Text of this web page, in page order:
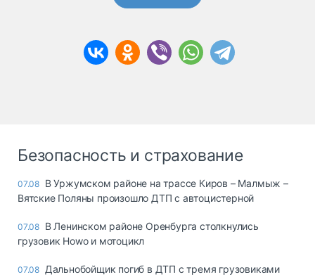
Безопасность и страхование
07.08 В Уржумском районе на трассе Киров – Малмыж –
Вятские Поляны произошло ДТП с автоцистерной
07.08 В Ленинском районе Оренбурга столкнулись
грузовик Howo и мотоцикл
07.08 Дальнобойщик погиб в ДТП с тремя грузовиками